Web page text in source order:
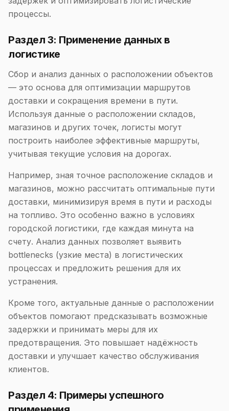
процессы.
Раздел 3: Применение данных в
логистике
Сбор и анализ данных о расположении объектов
— это основа для оптимизации маршрутов
доставки и сокращения времени в пути.
Используя данные о расположении складов,
магазинов и других точек, логисты могут
построить наиболее эффективные маршруты,
учитывая текущие условия на дорогах.
Например, зная точное расположение складов и
магазинов, можно рассчитать оптимальные пути
доставки, минимизируя время в пути и расходы
на топливо. Это особенно важно в условиях
городской логистики, где каждая минута на
счету. Анализ данных позволяет выявить
bottlenecks (узкие места) в логистических
процессах и предложить решения для их
устранения.
Кроме того, актуальные данные о расположении
объектов помогают предсказывать возможные
задержки и принимать меры для их
предотвращения. Это повышает надёжность
доставки и улучшает качество обслуживания
клиентов.
Раздел 4: Примеры успешного